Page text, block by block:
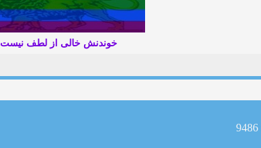
خوندنش خالی از لطف نیست